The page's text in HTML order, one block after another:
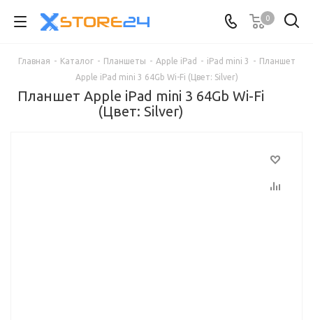
0
Главная - Каталог - Планшеты - Apple iPad - iPad mini 3 - Планшет
Apple iPad mini 3 64Gb Wi-Fi (Цвет: Silver)
Планшет Apple iPad mini 3 64Gb Wi-Fi
(Цвет: Silver)